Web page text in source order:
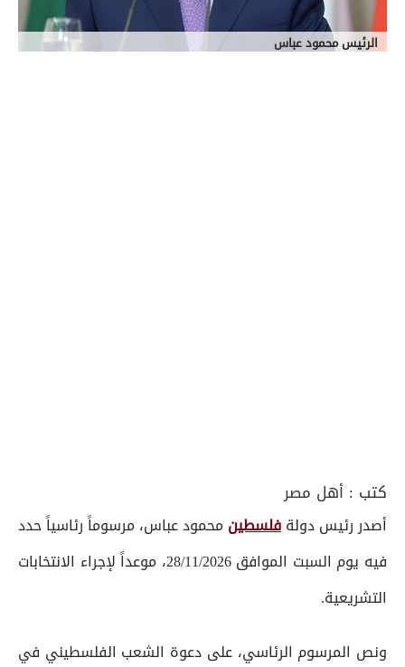
الرئيس محمود عباس
كتب : أهل مصر
أصدر رئيس دولةفلسطينمحمود عباس، مرسوماً رئاسياً حدد
فيه يوم السبت الموافق 28/11/2026، موعداً لإجراء الانتخابات
التشريعية.
ونص المرسوم الرئاسي، على دعوة الشعب الفلسطيني في